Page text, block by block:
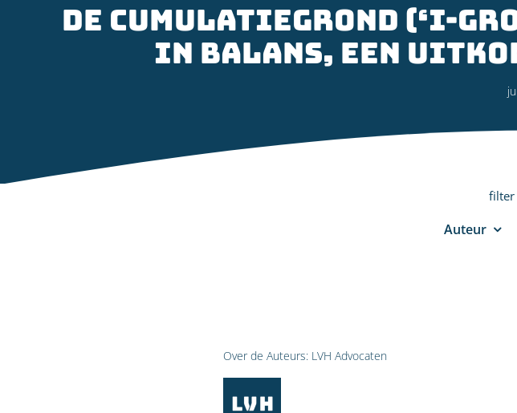
De cumulatiegrond (‘i-
in balans, een
filter
Auteur
Over de Auteurs: LVH Advocaten